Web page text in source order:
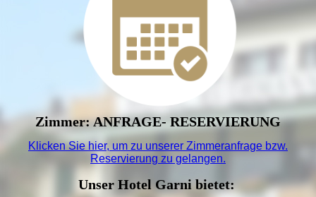
Zimmer: ANFRAGE- RESERVIERUNG
Klicken Sie hier, um zu unserer Zimmeranfrage bzw.
Reservierung zu gelangen.
Unser Hotel Garni bietet: